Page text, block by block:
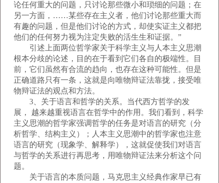
论任何重大的问题，只讨论那些微小和琐细的问题；在
另一方面，……某些存在主义者，他们讨论那些重大而
有趣的问题，但是他们讨论的方式，却使实证主义都把
他们的任何努力视为注定失败的活生生和证据。”
引述上面两位哲学家关于科学主义与人本主义思潮
根本分歧的论述，目的在于看到它们各自的极端性。目
前，它们虽然有合流的趋向，也存在这种可能性。但是
正确道路只有一条，这就是向唯物辩证法靠拢，接受唯
物辩证法的观点和方法。
3、关于语言和哲学的关系。当代西方哲学的发
展， 越来越重视语言在哲学中的作用。我们看到，科学
主义思潮的哲学家强调哲学的任务是对语言的研究（分
析哲学、结构主义）；人本主义思潮中的哲学家也注意
语言的研究（现象学、解释学），这就促使我们对语言
与哲学的关系进行再思考，用唯物辩证法来分析这个问
题。
关于语言的本质问题，马克思主义经典作家早已有